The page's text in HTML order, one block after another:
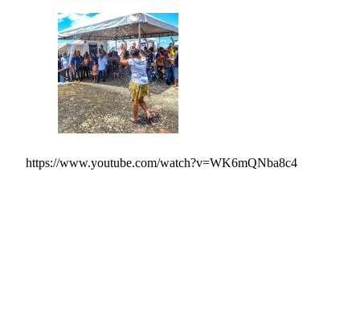
https://www.youtube.com/watch?v=WK6mQNba8c4